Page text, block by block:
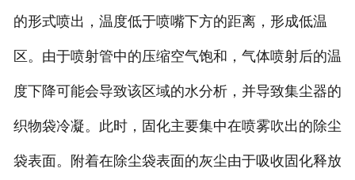
的形式喷出，温度低于喷嘴下方的距离，形成低温
区。由于喷射管中的压缩空气饱和，气体喷射后的温
度下降可能会导致该区域的水分析，并导致集尘器的
织物袋冷凝。此时，固化主要集中在喷雾吹出的除尘
袋表面。附着在除尘袋表面的灰尘由于吸收固化释放